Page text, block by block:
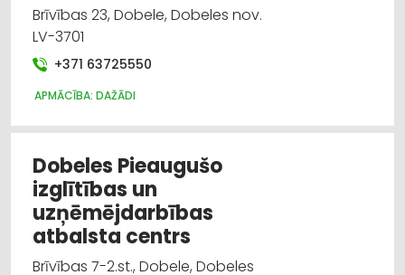
Brīvības 23, Dobele, Dobeles nov.
LV-3701
+371 63725550
APMĀCĪBA: DAŽĀDI
Dobeles Pieaugušo
izglītības un
uzņēmējdarbības
atbalsta centrs
Brīvības 7-2.st., Dobele, Dobeles